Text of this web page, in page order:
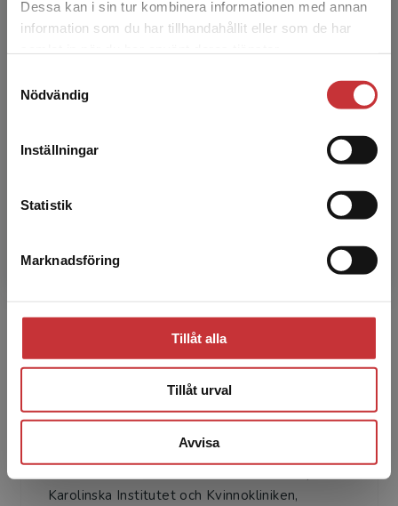
Dessa kan i sin tur kombinera informationen med annan
information som du har tillhandahållit eller som de har
Nödvändig
Inställningar
Statistik
Marknadsföring
Tillåt alla
Tillåt urval
Avvisa
Det verkar som att du besöker
studentlitteratur.se via en enhet utanför Sverige.
Vi erbjuder inte leveranser utanför Sverige. För
att kunna slutföra ett köp måste
Britt-Marie Landgren, legitimerad läkare,
professor emerita i obstetrik och gynekologi,
Sonia Andersson
Sonia Andersson, professor, överläkare
Institutionen för kvinnors och barns hälsa,
Karolinska Institutet och Kvinnokliniken,